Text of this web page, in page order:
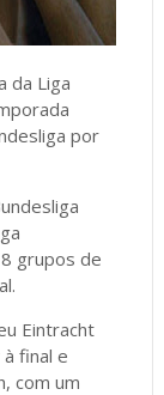
da Liga
por
grupos de
Eintracht
final e
com um